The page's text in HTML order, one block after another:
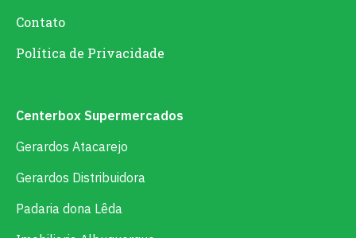
Contato
Política de Privacidade
Centerbox Supermercados
Gerardos Atacarejo
Gerardos Distribuidora
Padaria dona Lêda